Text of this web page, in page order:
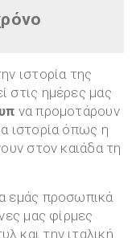
ιστορία της
στις ημέρες μας
να προμοτάρουν
ιστορία όπως η
στον καιάδα τη
εμάς προσωπικά
μας φίρμες
και την ιταλική